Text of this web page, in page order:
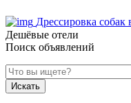
Дрессировка собак
Дешёвые отели
Поиск объявлений
Искать